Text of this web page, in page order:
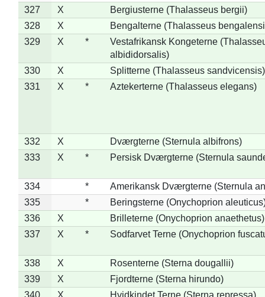
327 X
Bergiusterne (Thalasseus bergii)
328
X
Bengalterne (Thalasseus
329
X *
Vestafrikansk Kongeterne
albididorsalis)
330
X
Splitterne (Thalasseus sandvicensis)
331
X * Aztekerterne (Thalasseus elegans)
332 X
Dværgterne (Sternula albifrons)
333
X * Persisk Dværgterne (Sternula
334 *
Amerikansk Dværgterne (Sternula
335
*
Beringsterne (Onychoprion
336
X
Brilleterne (Onychoprion anaethetus)
337
X * Sodfarvet Terne (Onychoprion
338 X
Rosenterne (Sterna dougallii)
339
X
Fjordterne (Sterna hirundo)
340
X
Hvidkindet Terne (Sterna repressa)